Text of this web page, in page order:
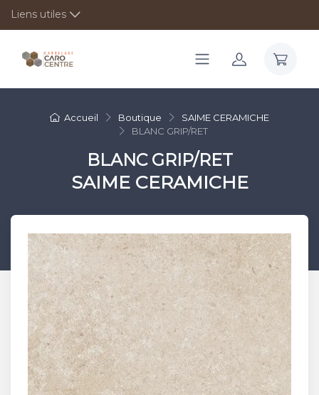
Liens utiles
Accueil Boutique
SAIME CERAMICHE
BLANC GRIP/RET
BLANC GRIP/RET
SAIME CERAMICHE